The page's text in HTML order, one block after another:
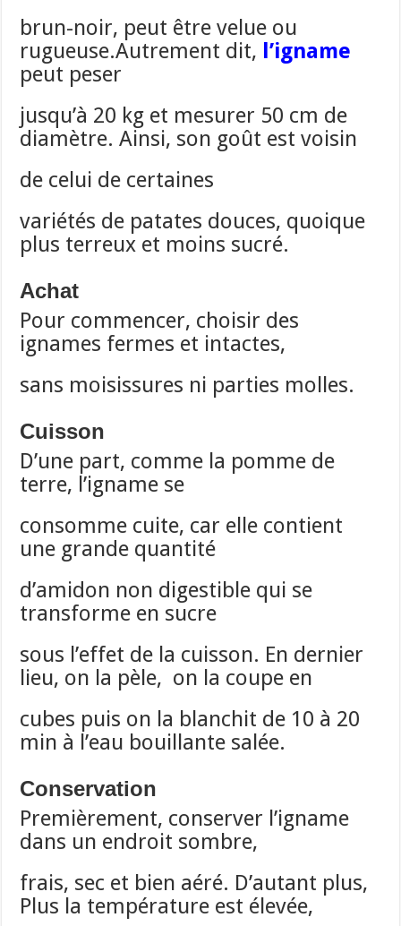
brun-noir, peut être velue ou
rugueuse.Autrement dit, l’igname
peut peser
jusqu’à 20 kg et mesurer 50 cm de
diamètre. Ainsi, son goût est voisin
de celui de certaines
variétés de patates douces, quoique
plus terreux et moins sucré.
Achat
Pour commencer, choisir des
ignames fermes et intactes,
sans moisissures ni parties molles.
Cuisson
D’une part, comme la pomme de
terre, l’igname se
consomme cuite, car elle contient
une grande quantité
d’amidon non digestible qui se
transforme en sucre
sous l’effet de la cuisson. En dernier
lieu, on la pèle, on la coupe en
cubes puis on la blanchit de 10 à 20
min à l’eau bouillante salée.
Conservation
Premièrement, conserver l’igname
dans un endroit sombre,
frais, sec et bien aéré. D’autant plus,
Plus la température est élevée,